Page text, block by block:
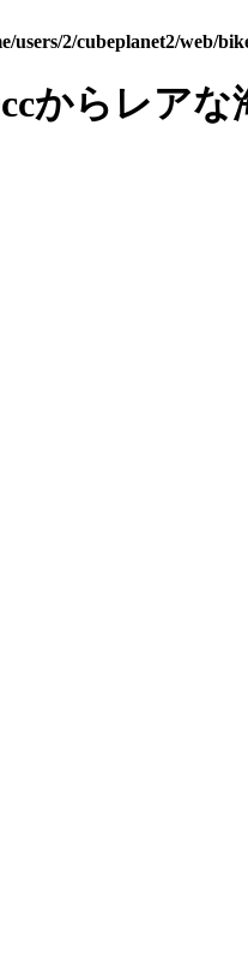
users/2/cubeplanet2/web/
からレア